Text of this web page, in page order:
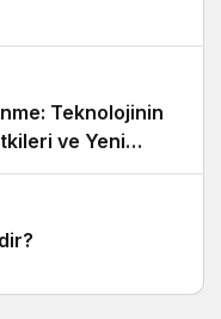
Teknolojinin
ve Yeni